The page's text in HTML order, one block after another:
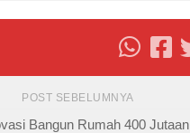
POST SEBELUMNYA
Bangun Rumah 400 Jutaan